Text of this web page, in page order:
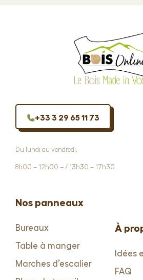
+33 3 29 65 11 73
Du lundi au vendredi,
8h00 – 12h00 – / 13h30 – 17h30
Nos panneaux
Bureaux
Table à manger
Marches d’escalier
À
Idées
FAQ